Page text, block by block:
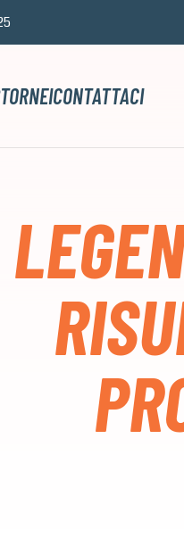
TORNEICONTATTACI